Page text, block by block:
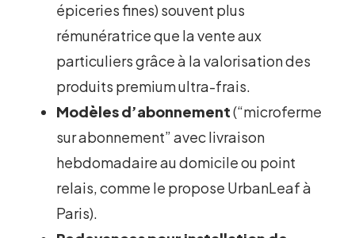
épiceries fines) souvent plus
rémunératrice que la vente aux
particuliers grâce à la valorisation des
produits premium ultra-frais.
Modèles d’abonnement(“microferme
sur abonnement” avec livraison
hebdomadaire au domicile ou point
relais, comme le propose UrbanLeaf à
Paris).